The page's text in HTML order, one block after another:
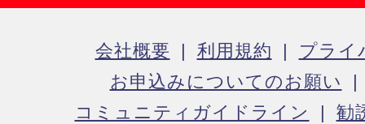
会社概要 利用規約
プライ
お申込みについてのお願い
コミュニティガイドライン
勧